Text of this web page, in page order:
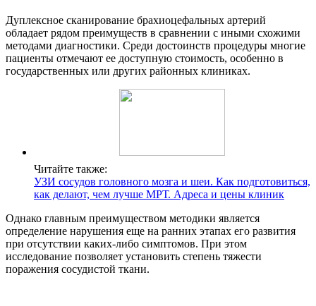
Дуплексное сканирование брахиоцефальных артерий
обладает рядом преимуществ в сравнении с иными схожими
методами диагностики. Среди достоинств процедуры многие
пациенты отмечают ее доступную стоимость, особенно в
государственных или других районных клиниках.
Читайте также:
УЗИ сосудов головного мозга и шеи. Как подготовиться,
как делают, чем лучше МРТ. Адреса и цены клиник
Однако главным преимуществом методики является
определение нарушения еще на ранних этапах его развития
при отсутствии каких-либо симптомов. При этом
исследование позволяет установить степень тяжести
поражения сосудистой ткани.